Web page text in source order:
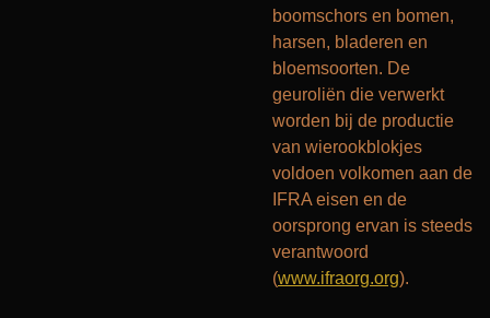
boomschors en bomen,
harsen, bladeren en
bloemsoorten. De
geuroliën die verwerkt
worden bij de productie
van wierookblokjes
voldoen volkomen aan de
IFRA eisen en de
oorsprong ervan is steeds
verantwoord
(www.ifraorg.org).